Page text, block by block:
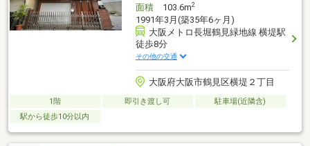
面積103.6m2
1991年3月(築35年6ヶ月)
大阪メトロ長堀鶴見緑地線 横堤駅
徒歩8分
その他の交通
大阪府大阪市鶴見区横堤２丁目
1階 即引き渡し可
駐車場(近隣含)
駅から徒歩10分以内